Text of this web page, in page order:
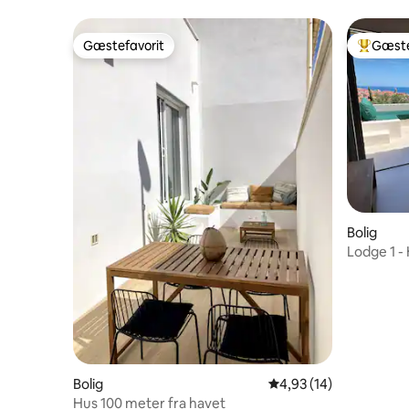
Gæstefavorit
Gæstefavorit
Bolig 4,93 ud af 5 i
4,93 (14)
Hus 100 meter fra havet
Bedste
Bolig
Lodge 1